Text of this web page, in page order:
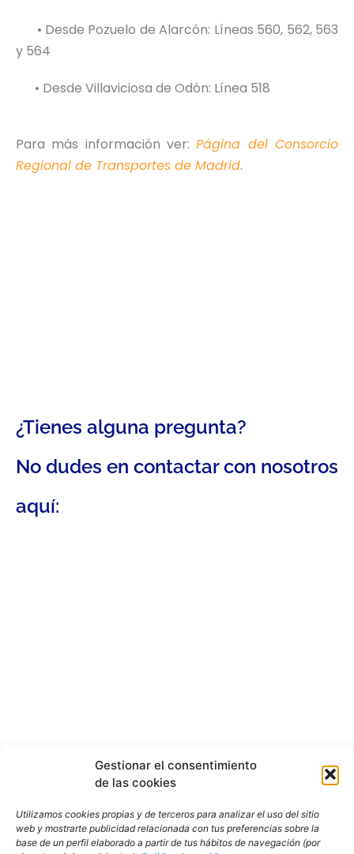
Gestionar el consentimiento
de las cookies
Utilizamos cookies propias y de terceros para analizar el uso del sitio
web y mostrarte publicidad relacionada con tus preferencias sobre la
base de un perfil elaborado a partir de tus hábitos de navegación (por
• Desde Pozuelo de Alarcón: Líneas 560, 562, 563
y 564
• Desde Villaviciosa de Odón: Línea 518
Para más información ver:Página del Consorcio
Regional de Transportes de Madrid.
¿Tienes alguna pregunta?
No dudes en contactar con nosotros
aquí: